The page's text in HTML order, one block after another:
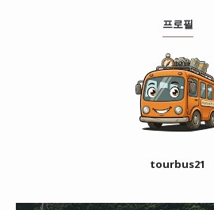
프로필
tourbus21